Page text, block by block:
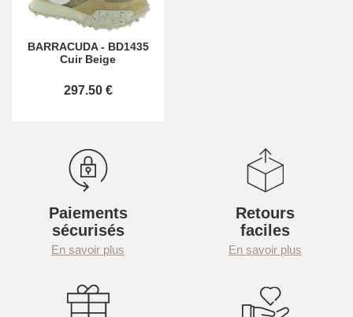
BARRACUDA- BD1435
Cuir Beige
297.50 €
Paiements
sécurisés
En savoir plus
Retours
faciles
En savoir plus